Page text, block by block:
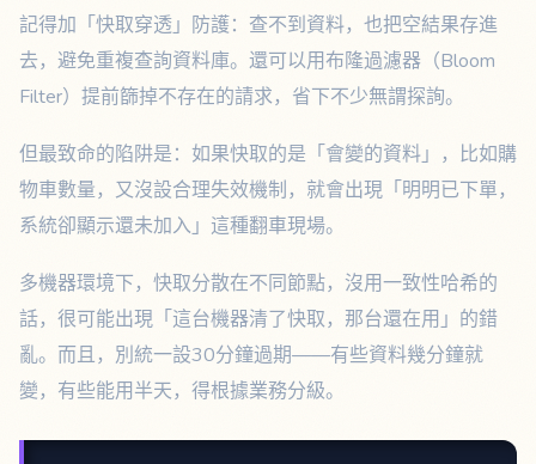
記得加「快取穿透」防護：查不到資料，也把空結果存進
去，避免重複查詢資料庫。還可以用布隆過濾器（Bloom
Filter）提前篩掉不存在的請求，省下不少無謂探詢。
但最致命的陷阱是：如果快取的是「會變的資料」，比如購
物車數量，又沒設合理失效機制，就會出現「明明已下單，
系統卻顯示還未加入」這種翻車現場。
多機器環境下，快取分散在不同節點，沒用一致性哈希的
話，很可能出現「這台機器清了快取，那台還在用」的錯
亂。而且，別統一設30分鐘過期——有些資料幾分鐘就
變，有些能用半天，得根據業務分級。